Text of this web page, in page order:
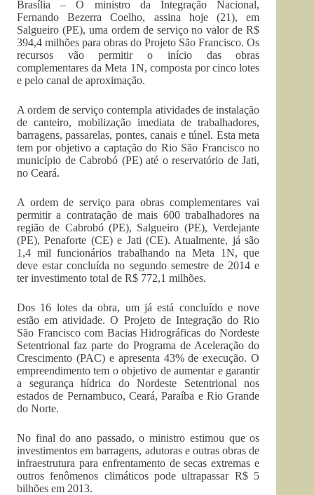
Brasília – O ministro da Integração Nacional,
Fernando Bezerra Coelho, assina hoje (21), em
Salgueiro (PE), uma ordem de serviço no valor de R$
394,4 milhões para obras do Projeto São Francisco. Os
recursos vão permitir o início das obras
complementares da Meta 1N, composta por cinco lotes
e pelo canal de aproximação.
A ordem de serviço contempla atividades de instalação
de canteiro, mobilização imediata de trabalhadores,
barragens, passarelas, pontes, canais e túnel. Esta meta
tem por objetivo a captação do Rio São Francisco no
município de Cabrobó (PE) até o reservatório de Jati,
no Ceará.
A ordem de serviço para obras complementares vai
permitir a contratação de mais 600 trabalhadores na
região de Cabrobó (PE), Salgueiro (PE), Verdejante
(PE), Penaforte (CE) e Jati (CE). Atualmente, já são
1,4 mil funcionários trabalhando na Meta 1N, que
deve estar concluída no segundo semestre de 2014 e
ter investimento total de R$ 772,1 milhões.
Dos 16 lotes da obra, um já está concluído e nove
estão em atividade. O Projeto de Integração do Rio
São Francisco com Bacias Hidrográficas do Nordeste
Setentrional faz parte do Programa de Aceleração do
Crescimento (PAC) e apresenta 43% de execução. O
empreendimento tem o objetivo de aumentar e garantir
a segurança hídrica do Nordeste Setentrional nos
estados de Pernambuco, Ceará, Paraíba e Rio Grande
do Norte.
No final do ano passado, o ministro estimou que os
investimentos em barragens, adutoras e outras obras de
infraestrutura para enfrentamento de secas extremas e
outros fenômenos climáticos pode ultrapassar R$ 5
bilhões em 2013.